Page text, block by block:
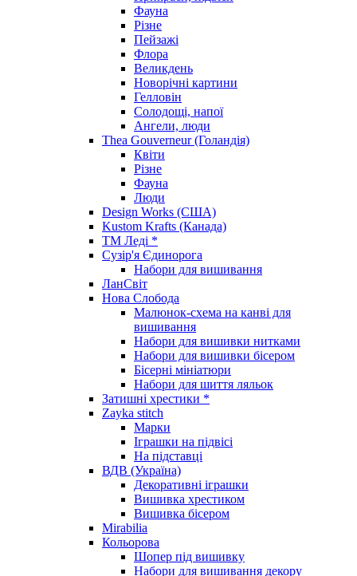
Фауна
Різне
Пейзажі
Флора
Великдень
Новорічні картини
Гелловін
Солодощі, напої
Ангели, люди
Thea Gouverneur (Голандія)
Квіти
Різне
Фауна
Люди
Design Works (США)
Kustom Krafts (Канада)
ТМ Леді *
Сузір'я Єдинорога
Набори для вишивання
ЛанСвіт
Нова Слобода
Малюнок-схема на канві для
вишивання
Набори для вишивки нитками
Набори для вишивки бісером
Бісерні мініатюри
Набори для шиття ляльок
Затишні хрестики *
Zayka stitch
Марки
Іграшки на підвісі
На підставці
ВДВ (Україна)
Декоративні іграшки
Вишивка хрестиком
Вишивка бісером
Mirabilia
Кольорова
Шопер під вишивку
Набори для вишивання декору